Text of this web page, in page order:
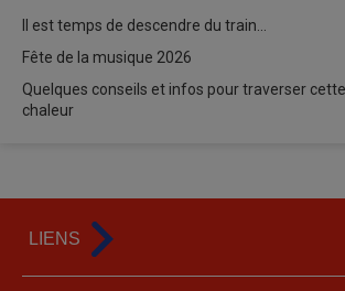
Il est temps de descendre du train…
Fête de la musique 2026
Quelques conseils et infos pour traverser
chaleur
LIENS